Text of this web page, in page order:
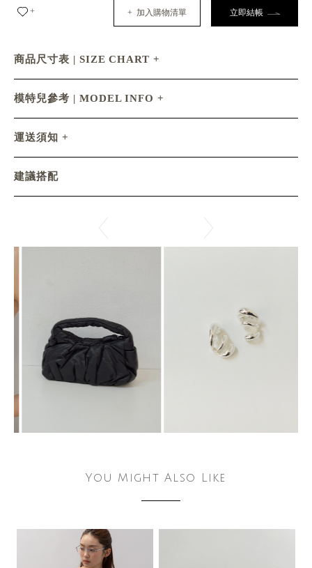
+ + 加入購物清單 立即結帳
商品尺寸表 | SIZE CHART
模特兒參考 | MODEL INFO
運送須知
建議搭配
You Might Also Like